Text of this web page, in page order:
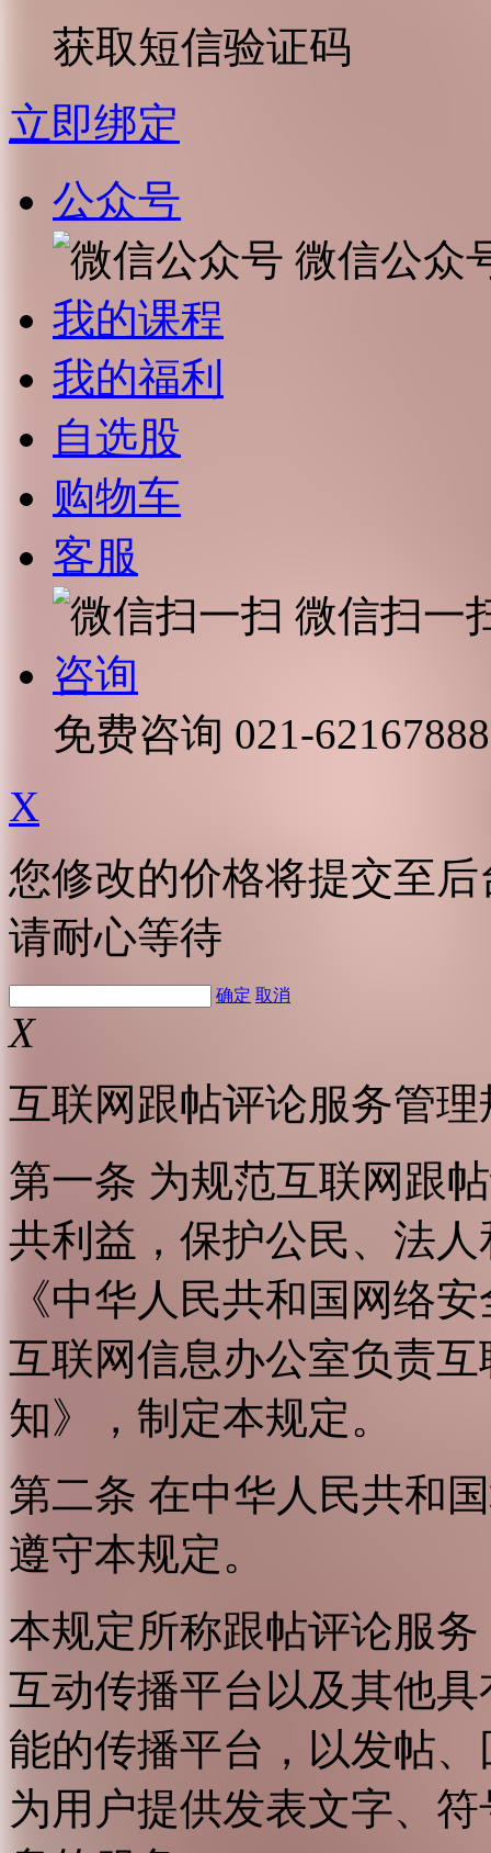
获取短信验证码
立即绑定
公众号
微信公众
我的课程
我的福利
自选股
购物车
客服
微信扫一
咨询
免费咨询 021-62167888
X
您修改的价格将提交至
请耐心等待
确定 取消
X
互联网跟帖评论服务管理
第一条 为规范互联网跟
共利益，保护公民、法
《中华人民共和国网络
互联网信息办公室负责
知》，制定本规定。
第二条 在中华人民共和
遵守本规定。
本规定所称跟帖评论服
互动传播平台以及其他
能的传播平台，以发帖
为用户提供发表文字、